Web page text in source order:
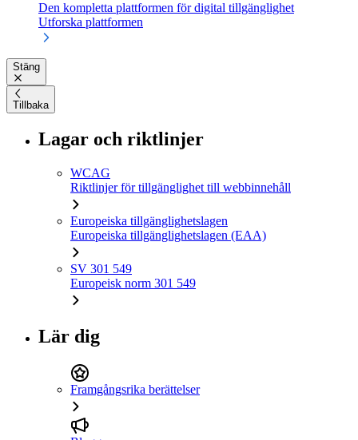
Den kompletta plattformen för digital tillgänglighet
Utforska plattformen
Stäng
Tillbaka
Lagar och riktlinjer
WCAG
Riktlinjer för tillgänglighet till webbinnehåll
Europeiska tillgänglighetslagen
Europeiska tillgänglighetslagen (EAA)
SV 301 549
Europeisk norm 301 549
Lär dig
Framgångsrika berättelser